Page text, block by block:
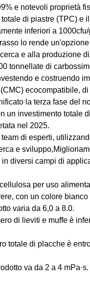
e notevoli proprietà
di piastre (TPC) e
inferiori a
lo rende
e alla produzione
tonnellate di
e costruendo
ecocompatibile,
la terza fase del
un investimento totale
nel 2025.
di esperti,
e
diversi campi di
per uso
con un colore
varia da 6,0 a 8.0.
di lieviti e muffe è
totale di placche è
va da 2 a 4 mPa·s.